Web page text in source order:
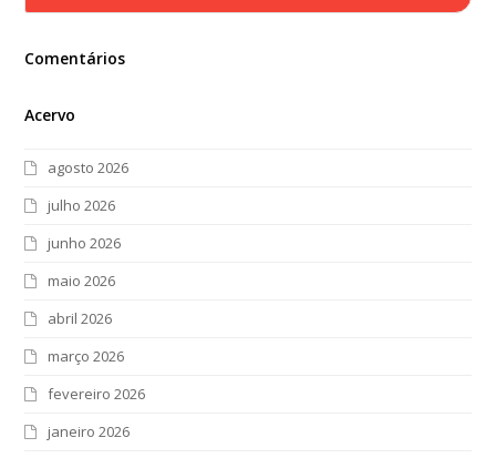
Comentários
Acervo
agosto 2026
julho 2026
junho 2026
maio 2026
abril 2026
março 2026
fevereiro 2026
janeiro 2026